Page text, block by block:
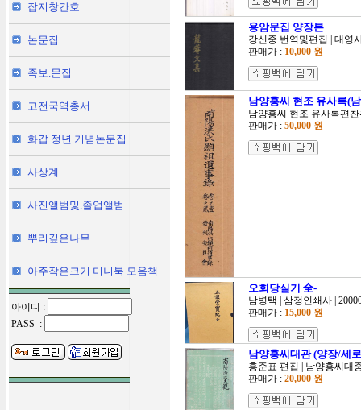
잡지창간호
논문집
족보.문집
고전국역총서
화갑 정년 기념논문집
사상계
사진앨범및.졸업앨범
뿌리깊은나무
아주작은크기 미니북 모음책
아이디 :
PASS :
용암문집 양장본
강신중 번역및편집 | 대영
판매가 : 10,000 원
남양홍씨 현조 유사록(
남양홍씨 현조 유사록편
판매가 : 50,000 원
오회당실기 全-
남병택 | 삼정인쇄사 |
판매가 : 15,000 원
남양홍씨대관 (양장/세
홍준표 편집 | 남양홍씨대
판매가 : 20,000 원